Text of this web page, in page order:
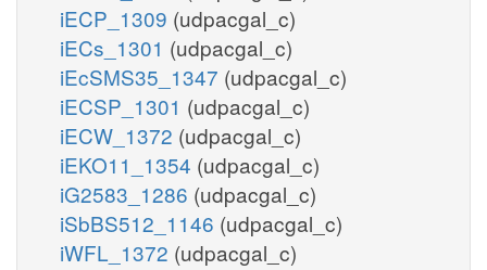
iECP_1309 (udpacgal_c)
iECs_1301 (udpacgal_c)
iEcSMS35_1347 (udpacgal_c)
iECSP_1301 (udpacgal_c)
iECW_1372 (udpacgal_c)
iEKO11_1354 (udpacgal_c)
iG2583_1286 (udpacgal_c)
iSbBS512_1146 (udpacgal_c)
iWFL_1372 (udpacgal_c)